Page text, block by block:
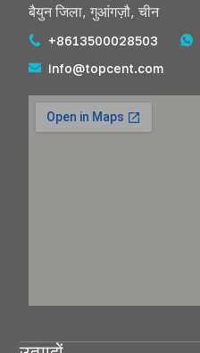
बैयुन जिला, गुआंगज़ौ, चीन
+8613500028503
info@topcent.com